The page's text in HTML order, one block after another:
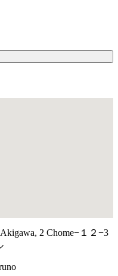
2 Chome−１２−3